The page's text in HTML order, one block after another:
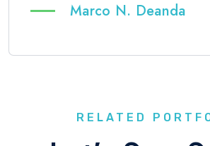
Marco N. Deanda
RELATED